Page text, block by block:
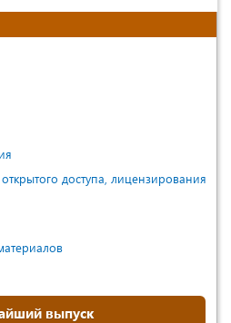
доступа, лицензирования
выпуск